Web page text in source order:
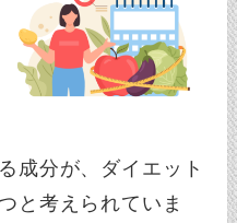
成分が、ダイエット
と考えられていま